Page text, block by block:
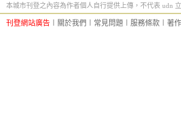
本城市刊登之內容為作者個人自行提供上傳，不代表 udn 立
刊登網站廣告 關於我們 常見問題 服務條款 著